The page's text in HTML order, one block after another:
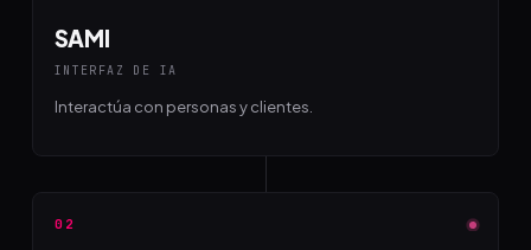
SAMI
INTERFAZ DE IA
Interactúa con personas y clientes.
02